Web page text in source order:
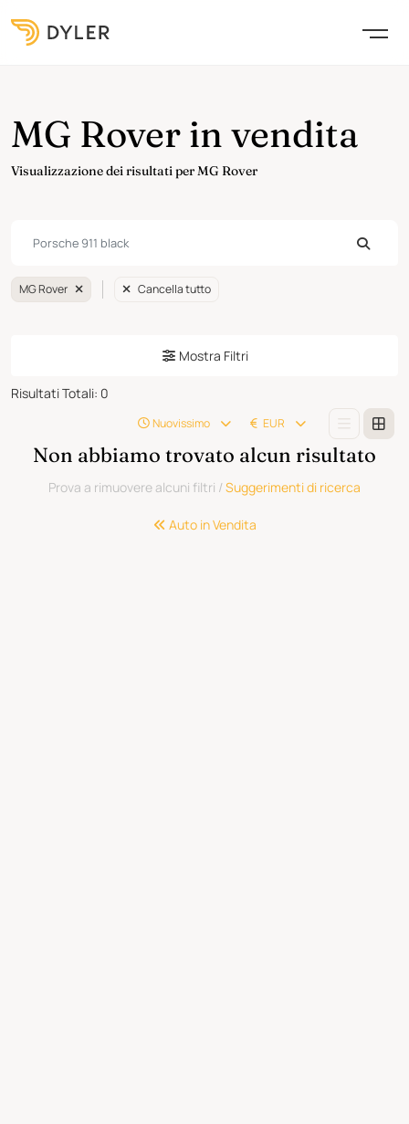
MG Rover in vendita
Visualizzazione dei risultati per MG Rover
MG Rover Cancella tutto
Mostra Filtri
Risultati Totali: 0
Nuovissimo EUR
Non abbiamo trovato alcun risultato
Prova a rimuovere alcuni filtri /Suggerimenti di ricerca
Auto in Vendita